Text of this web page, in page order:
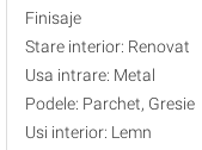
Finisaje
Stare interior: Renovat
Usa intrare: Metal
Podele: Parchet, Gresie
Usi interior: Lemn